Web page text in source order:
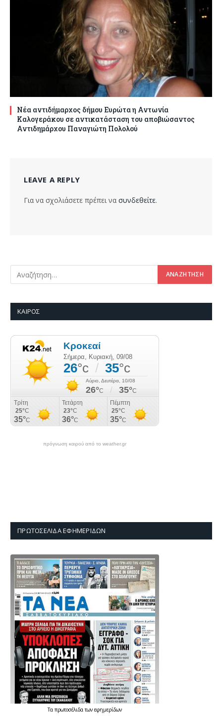
Νέα αντιδήμαρχος δήμου Ευρώτα η Αντωνία
Καλογεράκου σε αντικατάσταση του αποβιώσαντος
Αντιδημάρχου Παναγιώτη Πολολού
LEAVE A REPLY
Για να σχολιάσετε πρέπει να συνδεθείτε.
ΚΑΙΡΌΣ
πρόγνωση καιρού από το weather.gr
ΠΡΩΤΟΣΈΛΙΔΑ ΕΦΗΜΕΡΊΔΩΝ
Τα πρωτοσέλιδατων εφημερίδων